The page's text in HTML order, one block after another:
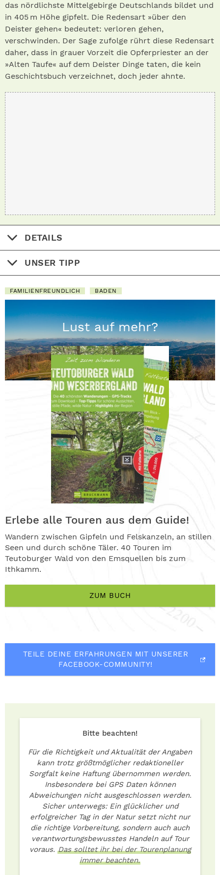
das nördlichste Mittelgebirge Deutschlands bildet und
in 405 m Höhe gipfelt. Die Redensart »über den
Deister gehen« bedeutet: verloren gehen,
verschwinden. Der Sage zufolge rührt diese Redensart
daher, dass in grauer Vorzeit die Opferpriester an der
»Alten Taufe« auf dem Deister Dinge taten, die kein
Geschichtsbuch verzeichnet, doch jeder ahnte.
DETAILS
UNSER TIPP
FAMILIENFREUNDLICH BADEN
Lust auf mehr?
Erlebe alle Touren aus dem Guide!
Wandern zwischen Gipfeln und Felskanzeln, an stillen
Seen und durch schöne Täler. 40 Touren im
Teutoburger Wald von den Emsquellen bis zum
Ithkamm.
ZUM BUCH
TEILE DEINE ERFAHRUNGEN MIT UNSERER
FACEBOOK-COMMUNITY!
Bitte beachten!
Für die Richtigkeit und Aktualität der Angaben
kann trotz größtmöglicher redaktioneller
Sorgfalt keine Haftung übernommen werden.
Insbesondere bei GPS Daten können
Abweichungen nicht ausgeschlossen werden.
Sicher unterwegs: Ein glücklicher und
erfolgreicher Tag in der Natur setzt nicht nur
die richtige Vorbereitung, sondern auch auch
verantwortungsbewusstes Handeln auf Tour
voraus. Das solltet ihr bei der Tourenplanung
immer beachten.